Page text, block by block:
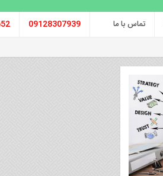
تماس با ما 09128307939